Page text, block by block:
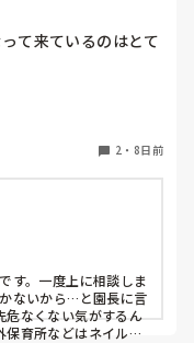
まうのは、人間の思
て来ているのはとて
ですが、
割れちゃう、とか
黙の了解でしている
とが多いのですが、
笑
っけ？とだんだん
いただけたら嬉しい
2 ・ 8日前
す。一度上に相談しま
ないから…と園長に言
危なくない気がするん
育所などはネイル